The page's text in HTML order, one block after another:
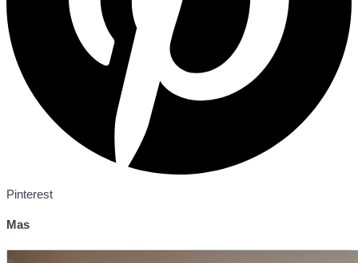
Pinterest
Mas